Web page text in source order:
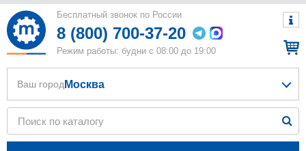
Бесплатный звонок по России
8 (800) 700-37-20
Режим работы: будни с 08:00 до 19:00
Ваш город Москва